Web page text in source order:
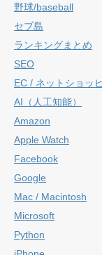
野球/baseball
セブ島
ランキングまとめ
SEO
EC / ネットショッ
AI（人工知能）
Amazon
Apple Watch
Facebook
Google
Mac / Macintosh
Microsoft
Python